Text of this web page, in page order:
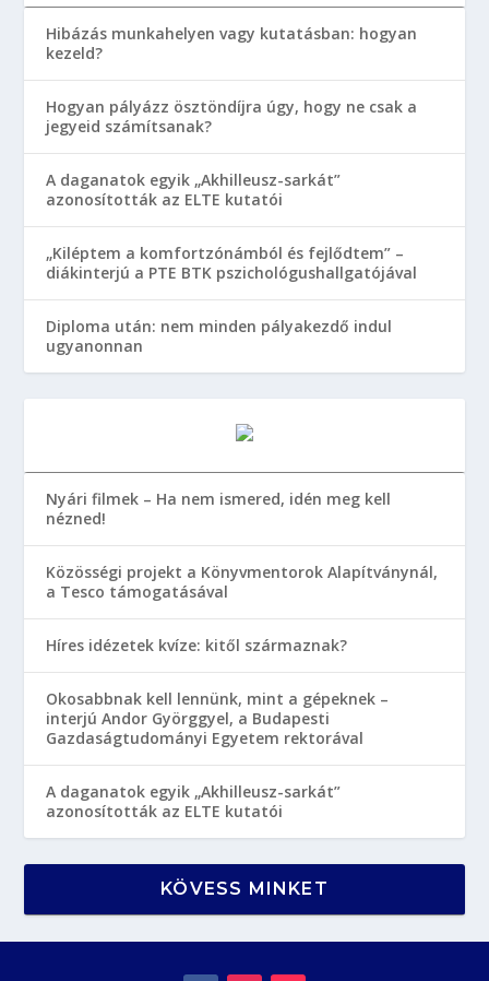
Hibázás munkahelyen vagy kutatásban: hogyan
kezeld?
Hogyan pályázz ösztöndíjra úgy, hogy ne csak a
jegyeid számítsanak?
A daganatok egyik „Akhilleusz-sarkát”
azonosították az ELTE kutatói
„Kiléptem a komfortzónámból és fejlődtem” –
diákinterjú a PTE BTK pszichológushallgatójával
Diploma után: nem minden pályakezdő indul
ugyanonnan
Nyári filmek – Ha nem ismered, idén meg kell
nézned!
Közösségi projekt a Könyvmentorok Alapítványnál,
a Tesco támogatásával
Híres idézetek kvíze: kitől származnak?
Okosabbnak kell lennünk, mint a gépeknek –
interjú Andor Györggyel, a Budapesti
Gazdaságtudományi Egyetem rektorával
A daganatok egyik „Akhilleusz-sarkát”
azonosították az ELTE kutatói
KÖVESS MINKET